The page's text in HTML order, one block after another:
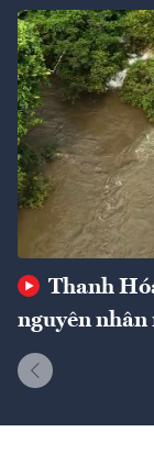
Thanh
nguyên nhân